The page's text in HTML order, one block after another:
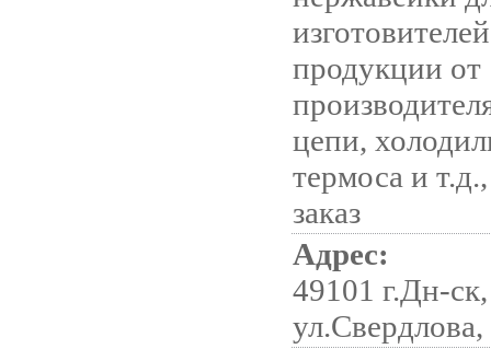
продукции от
цепи,
термоса и
заказ
Адрес:
49101 г.Дн-ск,